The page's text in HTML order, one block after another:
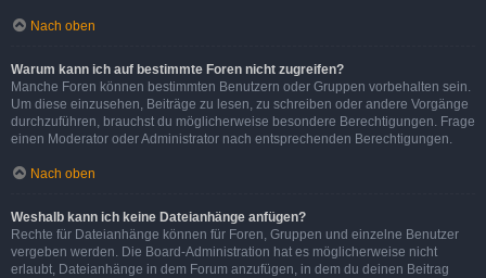
Nach oben
Warum kann ich auf bestimmte Foren nicht zugreifen?
Manche Foren können bestimmten Benutzern oder Gruppen vorbehalten sein.
Um diese einzusehen, Beiträge zu lesen, zu schreiben oder andere Vorgänge
durchzuführen, brauchst du möglicherweise besondere Berechtigungen. Frage
einen Moderator oder Administrator nach entsprechenden Berechtigungen.
Nach oben
Weshalb kann ich keine Dateianhänge anfügen?
Rechte für Dateianhänge können für Foren, Gruppen und einzelne Benutzer
vergeben werden. Die Board-Administration hat es möglicherweise nicht
erlaubt, Dateianhänge in dem Forum anzufügen, in dem du deinen Beitrag